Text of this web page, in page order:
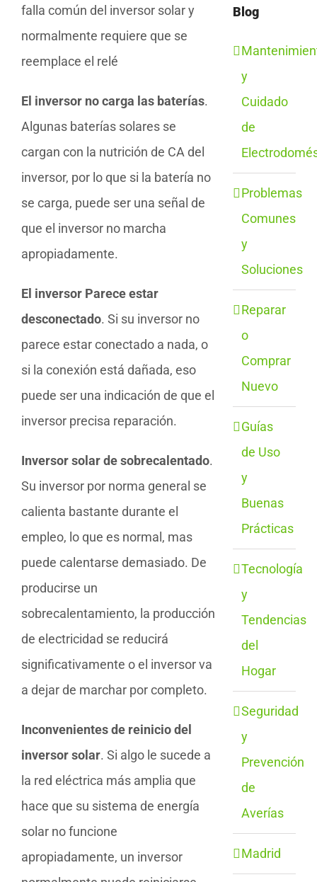
falla común del inversor solar y
normalmente requiere que se
reemplace el relé
El inversor no carga las baterías.
Algunas baterías solares se
cargan con la nutrición de CA del
inversor, por lo que si la batería no
se carga, puede ser una señal de
que el inversor no marcha
apropiadamente.
El inversor Parece estar
desconectado. Si su inversor no
parece estar conectado a nada, o
si la conexión está dañada, eso
puede ser una indicación de que el
inversor precisa reparación.
Inversor solar de sobrecalentado.
Su inversor por norma general se
calienta bastante durante el
empleo, lo que es normal, mas
puede calentarse demasiado. De
producirse un
sobrecalentamiento, la producción
de electricidad se reducirá
significativamente o el inversor va
a dejar de marchar por completo.
Inconvenientes de reinicio del
inversor solar. Si algo le sucede a
la red eléctrica más amplia que
hace que su sistema de energía
solar no funcione
apropiadamente, un inversor
Blog
y
Cuidado
de
Problemas
Comunes
y
Soluciones
Reparar
o
Comprar
Nuevo
Guías
de Uso
y
Buenas
Prácticas
Tecnología
y
Tendencias
del
Hogar
Seguridad
y
Prevención
de
Averías
Madrid